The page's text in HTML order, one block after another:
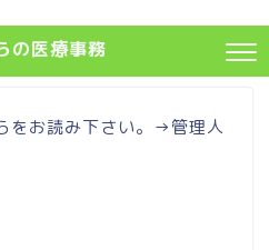
の医療事務
をお読み下さい。→管理人